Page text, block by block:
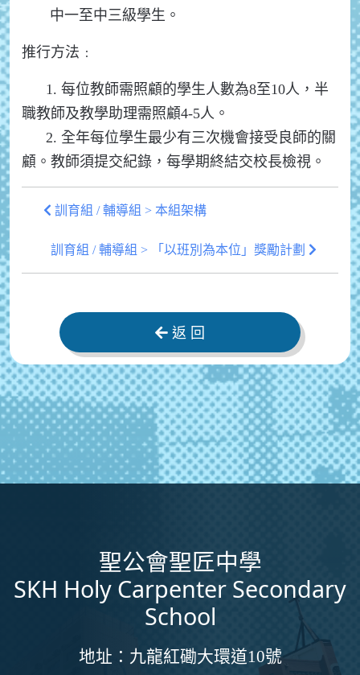
中一至中三級學生。
推行方法﹕
1. 每位教師需照顧的學生人數為8至10人，半
職教師及教學助理需照顧4-5人。
2. 全年每位學生最少有三次機會接受良師的關
顧。教師須提交紀錄，每學期終結交校長檢視。
訓育組 / 輔導組 > 本組架構
訓育組 / 輔導組 > 「以班別為本位」獎勵計劃
返 回
聖公會聖匠中學
SKH Holy Carpenter Secondary
School
地址： 九龍紅磡大環道10號